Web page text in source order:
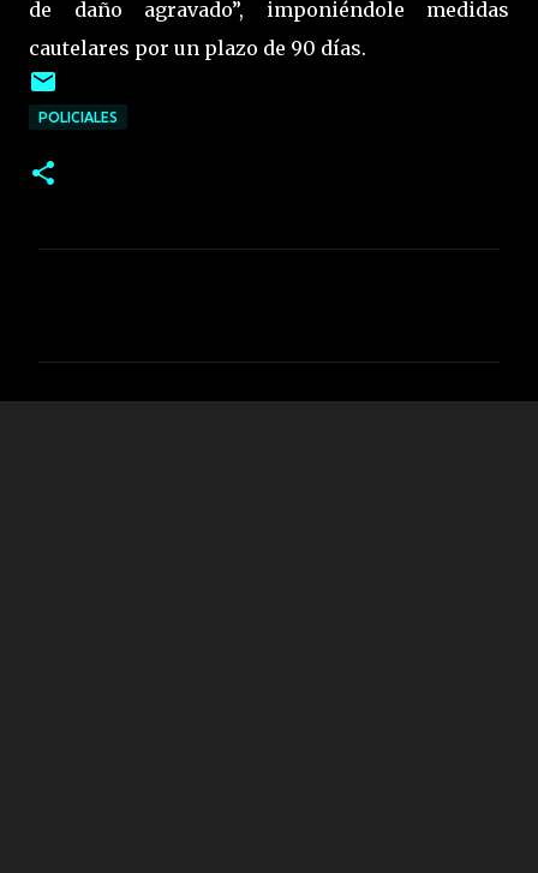
de daño agravado”, imponiéndole medidas
cautelares por un plazo de 90 días.
POLICIALES